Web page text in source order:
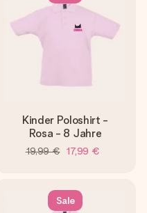
Kinder Poloshirt -
Rosa - 8 Jahre
19,99 € 17,99 €
Sale